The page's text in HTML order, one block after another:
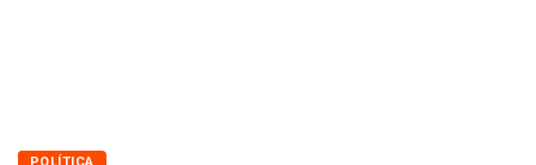
BRASÍLIA
POLÍTICA